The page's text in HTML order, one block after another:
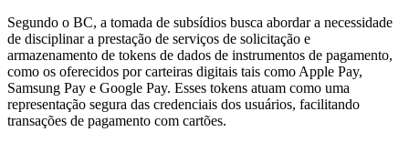
Segundo o BC, a tomada de subsídios busca abordar a necessidade
de disciplinar a prestação de serviços de solicitação e
armazenamento de tokens de dados de instrumentos de pagamento,
como os oferecidos por carteiras digitais tais como Apple Pay,
Samsung Pay e Google Pay. Esses tokens atuam como uma
representação segura das credenciais dos usuários, facilitando
transações de pagamento com cartões.